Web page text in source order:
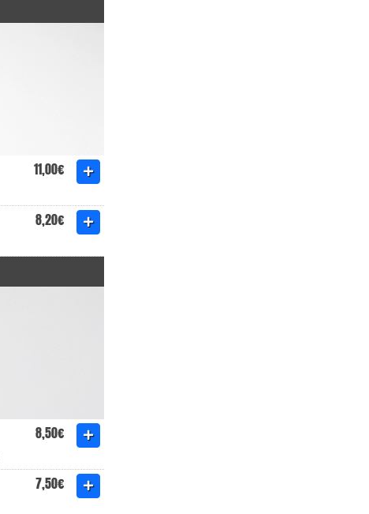
11,00€
8,20€
8,50€
7,50€